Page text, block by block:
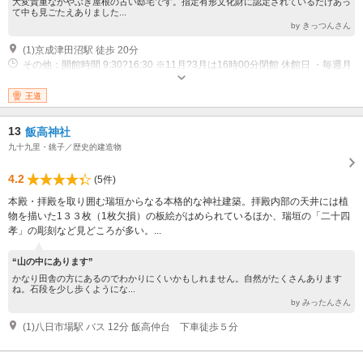
て中も見ごたえありました...
by きっつんさん
(1)京成津田沼駅 徒歩 20分
その他：開館時間 9:30?16:30 ※11月?3月は16時00分閉館 休館日 ・毎週月
曜日（休日の場合は翌平日） ・毎月第2金曜日（休日の場合は前日） ・年末
年始（12月29日?1月4日）
王道
13 飯高神社
九十九里・銚子／歴史的建造物
4.2
(5件)
本殿・拝殿を取り囲む瑞垣からなる本格的な神社建築。拝殿内部の天井には植
物を描いた1３３枚（1枚欠損）の板絵がはめられているほか、瑞垣の「二十四
孝」の彫刻など見どころが多い。...
“山の中にあります”
かなり田舎の方にあるのでわかりにくいかもしれません。自然がたくさんあります
ね。石段を少し歩くようにな...
by みったんさん
(1)八日市場駅 バス 12分 飯高仲台 下車徒歩５分